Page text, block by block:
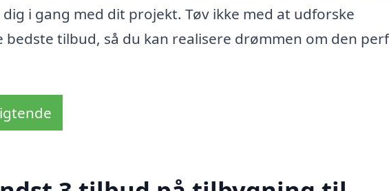
i gang med dit projekt. Tøv ikke med at udforske
tilbud, så du kan realisere drømmen om den